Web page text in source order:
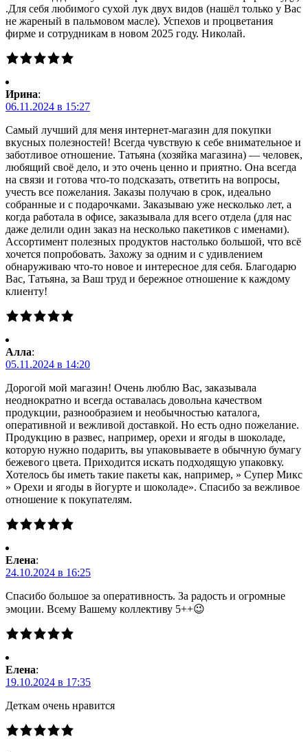
.Для себя любимого сухой лук двух видов (нашёл только у Вас
не жареный в пальмовом масле). Успехов и процветания
фирме и сотрудникам в новом 2025 году. Николай.
Ирина:
06.11.2024 в 15:27
Самый лучший для меня интернет-магазин для покупки
вкусных полезностей! Всегда чувствую к себе внимательное и
заботливое отношение. Татьяна (хозяйка магазина) — человек,
любящий своё дело, и это очень ценно и приятно. Она всегда
на связи и готова что-то подсказать, ответить на вопросы,
учесть все пожелания. Заказы получаю в срок, идеально
собранные и с подарочками. Заказываю уже несколько лет, а
когда работала в офисе, заказывала для всего отдела (для нас
даже делили один заказ на несколько пакетиков с именами).
Ассортимент полезных продуктов настолько большой, что всё
хочется попробовать. Захожу за одним и с удивлением
обнаруживаю что-то новое и интересное для себя. Благодарю
Вас, Татьяна, за Ваш труд и бережное отношение к каждому
клиенту!
Алла:
05.11.2024 в 14:20
Дорогой мой магазин! Очень люблю Вас, заказывала
неоднократно и всегда оставалась довольна качеством
продукции, разнообразием и необычностью каталога,
оперативной и вежливой доставкой. Но есть одно пожелание.
Продукцию в развес, например, орехи и ягоды в шоколаде,
которую нужно подарить, вы упаковываете в обычную бумагу
бежевого цвета. Приходится искать подходящую упаковку.
Хотелось бы иметь такие пакеты как, например, » Супер Микс
» Орехи и ягоды в йогурте и шоколаде». Спасибо за вежливое
отношение к покупателям.
Елена:
24.10.2024 в 16:25
Спасибо большое за оперативность. За радость и огромные
эмоции. Всему Вашему коллективу 5++😉
Елена:
19.10.2024 в 17:35
Деткам очень нравится